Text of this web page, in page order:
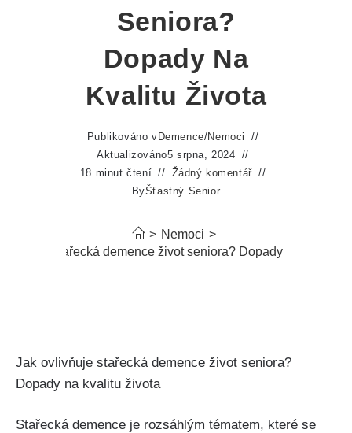
Seniora?
Dopady Na
Kvalitu Života
Publikováno v Demence/Nemoci
Aktualizováno5 srpna, 2024
18 minut čtení
Žádný komentář
ByŠťastný Senior
> Nemoci >
stařecká demence život seniora? Dopady na kvalitu
Jak ovlivňuje stařecká demence život seniora?
Dopady na kvalitu života
Stařecká demence je rozsáhlým tématem, které se